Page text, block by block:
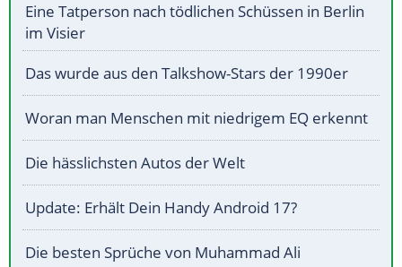
Eine Tatperson nach tödlichen Schüssen in Berlin
im Visier
Das wurde aus den Talkshow-Stars der 1990er
Woran man Menschen mit niedrigem EQ erkennt
Die hässlichsten Autos der Welt
Update: Erhält Dein Handy Android 17?
Die besten Sprüche von Muhammad Ali